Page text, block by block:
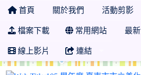
首頁 關於我們 活動剪影
檔案下載 常用網站 最
線上影片 連結